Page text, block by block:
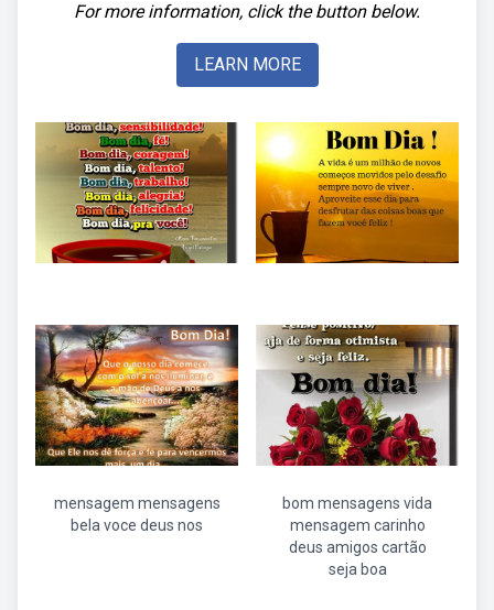
For more information, click the button below.
LEARN MORE
mensagem mensagens
bela voce deus nos
bom mensagens vida
mensagem carinho
deus amigos cartão
seja boa